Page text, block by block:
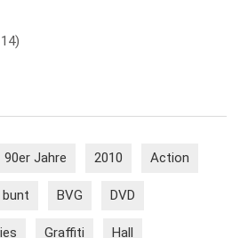
90er Jahre 2010 Action
bunt BVG DVD
Graffiti Hall